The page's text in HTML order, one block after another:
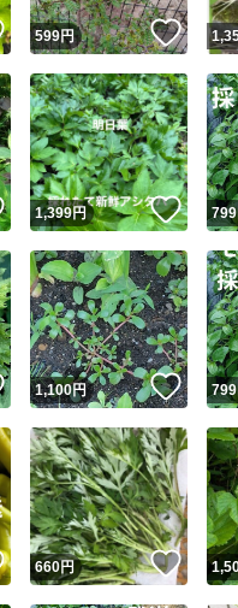
Yahoo!フリマが定めた一定の
安心取引出品者
安心取引出品者
取引実績
取引実績◯+ こ
他フリマ実績◯+ こ
スピード&安心発送
※このバッジは実績に基づく表示で
スピード＆安心発送
こ
ます
こ
商品画像の無断転載は
コピーは1商品につき1
いいね！
599円 いい
いいね！
1,399円 いい799
いいね！
1,100円 いい799
いいね！
660円 いい